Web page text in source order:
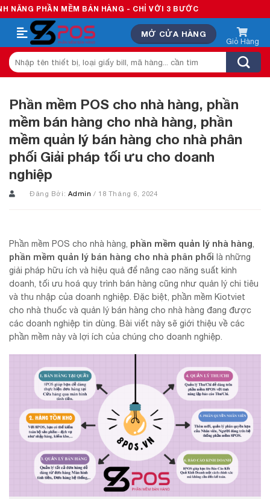
Skip
to
content
MỀM BÁN HÀNG - CHỈ VỚI 3 BƯỚC
MỞ CỬA HÀNG
Tìm
kiếm:
Phần mềm POS cho nhà hàng, phần
mềm bán hàng cho nhà hàng, phần
mềm quản lý bán hàng cho nhà phân
phối Giải pháp tối ưu cho doanh
nghiệp
Đăng Bởi: Admin/ 18 Tháng 6, 2024
Phần mềm POS cho nhà hàng, phần mềm quản lý nhà hàng
phần mềm quản lý bán hàng cho nhà phân phối là những
giải pháp hữu ích và hiệu quả để nâng cao năng suất kinh
doanh, tối ưu hoá quy trình bán hàng cũng như quản lý chi tiêu
và thu nhập của doanh nghiệp. Đặc biệt, phần mềm Kiotviet
cho nhà thuốc và quản lý bán hàng cho nhà hàng đang được
các doanh nghiệp tin dùng. Bài viết này sẽ giới thiệu về các
phần mềm này và lợi ích của chúng cho doanh nghiệp.